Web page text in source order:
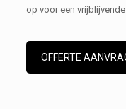
op voor een
OFFERTE